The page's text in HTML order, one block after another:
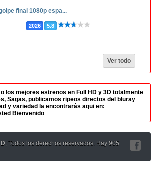
final 1080p espa...
2026 5.8
Ver todo
los mejores estrenos en Full HD y 3D totalmente
Sagas, publicamos ripeos directos del bluray
y variedad la encontrarás aqui en:
Bienvenido
, Todos los derechos reservados. Hay 905